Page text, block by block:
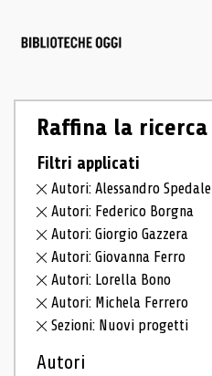
Raffina la ricerca
Filtri applicati
Autori: Alessandro Spedale
Autori: Federico Borgna
Autori: Giorgio Gazzera
Autori: Giovanna Ferro
Autori: Lorella Bono
Autori: Michela Ferrero
Sezioni: Nuovi progetti
Autori